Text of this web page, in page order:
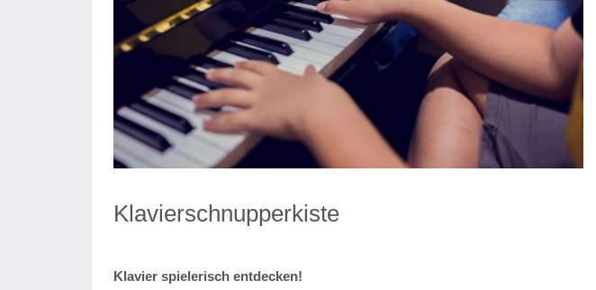
Klavierschnupperkiste
Klavier spielerisch entdecken!